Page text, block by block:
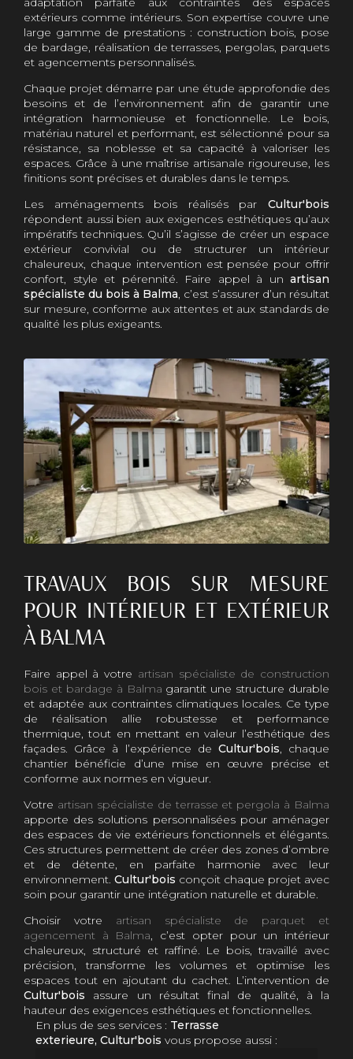
extérieurs comme intérieurs. Son expertise couvre une
large gamme de prestations : construction bois, pose
de bardage, réalisation de terrasses, pergolas, parquets
et agencements personnalisés.
Chaque projet démarre par une étude approfondie des
besoins et de l’environnement afin de garantir une
intégration harmonieuse et fonctionnelle. Le bois,
matériau naturel et performant, est sélectionné pour sa
résistance, sa noblesse et sa capacité à valoriser les
espaces. Grâce à une maîtrise artisanale rigoureuse, les
finitions sont précises et durables dans le temps.
Les aménagements bois réalisés par Cultur'bois
répondent aussi bien aux exigences esthétiques qu’aux
impératifs techniques. Qu’il s’agisse de créer un espace
extérieur convivial ou de structurer un intérieur
chaleureux, chaque intervention est pensée pour offrir
confort, style et pérennité. Faire appel à un artisan
spécialiste du bois à Balma, c’est s’assurer d’un résultat
sur mesure, conforme aux attentes et aux standards de
qualité les plus exigeants.
TRAVAUX BOIS SUR MESURE
POUR INTÉRIEUR ET EXTÉRIEUR
À BALMA
Faire appel à votre artisan spécialiste de construction
bois et bardage à Balma garantit une structure durable
et adaptée aux contraintes climatiques locales. Ce type
de réalisation allie robustesse et performance
thermique, tout en mettant en valeur l’esthétique des
façades. Grâce à l’expérience de Cultur'bois, chaque
chantier bénéficie d’une mise en œuvre précise et
conforme aux normes en vigueur.
Votre artisan spécialiste de terrasse et pergola à Balma
apporte des solutions personnalisées pour aménager
des espaces de vie extérieurs fonctionnels et élégants.
Ces structures permettent de créer des zones d’ombre
et de détente, en parfaite harmonie avec leur
environnement. Cultur'bois conçoit chaque projet avec
soin pour garantir une intégration naturelle et durable.
Choisir votre artisan spécialiste de parquet et
agencement à Balma, c’est opter pour un intérieur
chaleureux, structuré et raffiné. Le bois, travaillé avec
précision, transforme les volumes et optimise les
espaces tout en ajoutant du cachet. L’intervention de
Cultur'bois assure un résultat final de qualité, à la
hauteur des exigences esthétiques et fonctionnelles.
En plus de ses services : Terrasse
exterieure, Cultur'bois vous propose aussi :